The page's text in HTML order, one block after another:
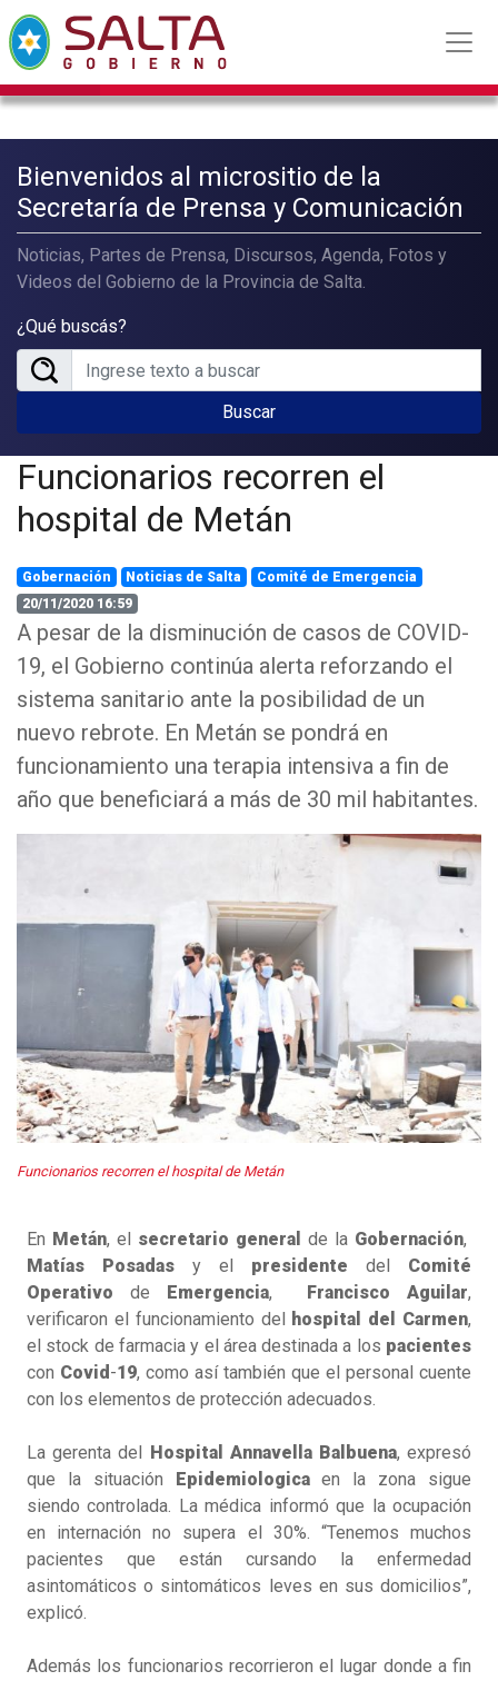
Bienvenidos al micrositio de la
Secretaría de Prensa y Comunicación
Noticias, Partes de Prensa, Discursos, Agenda, Fotos y
Videos del Gobierno de la Provincia de Salta.
¿Qué buscás?
Buscar
Funcionarios recorren el
hospital de Metán
Gobernación Noticias de Salta
Comité de Emergencia
20/11/2020 16:59
A pesar de la disminución de casos de COVID-
19, el Gobierno continúa alerta reforzando el
sistema sanitario ante la posibilidad de un
nuevo rebrote. En Metán se pondrá en
funcionamiento una terapia intensiva a fin de
año que beneficiará a más de 30 mil habitantes.
Funcionarios recorren el hospital de Metán
En Metán, el secretario general de la Gobernación,
Matías
Posadas y el presidente del Comité
Operativo de Emergencia, Francisco Aguilar,
verificaron el funcionamiento del
hospital del Carmen,
el stock de farmacia y el área destinada a los pacientes
con Covid -19, como así también que el personal cuente
con los elementos de protección adecuados.
La gerenta del Hospital Annavella Balbuena, expresó
que la situación
Epidemiologicaen la zona sigue
siendo controlada. La médica informó que la ocupación
en internación no supera el 30%. “Tenemos muchos
pacientes que están cursando la enfermedad
asintomáticos o sintomáticos leves en sus domicilios”,
explicó.
Además los funcionarios recorrieron el lugar donde a fin